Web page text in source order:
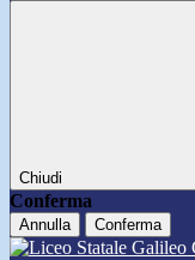
Chiudi
Conferma
Annulla Conferma